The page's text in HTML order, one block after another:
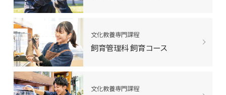
文化教養専門課程
飼育管理科 飼育コース
文化教養専門課程